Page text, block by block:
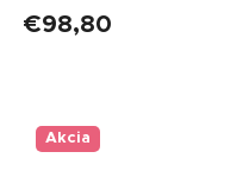
€98,80
Akcia